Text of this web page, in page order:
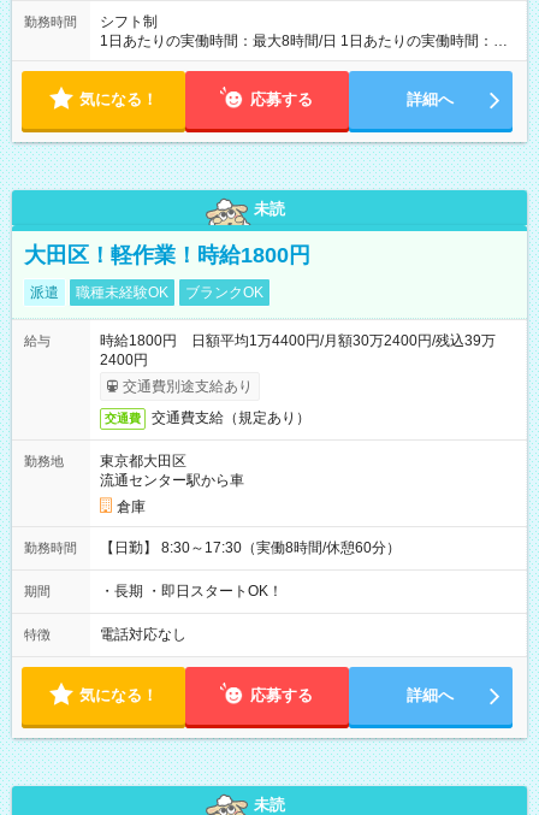
勤務時間
シフト制
1日あたりの実働時間：最大8時間/日 1日あたりの実働時間：
7~8時間 シフト例 ・10時00分～18時00分 ・10時00分～19時00
気になる！ 応募する 詳細へ
未読
大田区！軽作業！時給1800円
派遣 職種未経験OK ブランクOK
給与
時給1800円 日額平均1万4400円/月額30万2400円/残込39万
2400円
交通費別途支給あり
交通費 交通費支給（規定あり）
勤務地
東京都大田区
流通センター駅から車
倉庫
勤務時間 【日勤】 8:30～17:30（実働8時間/休憩60分）
期間 ・長期 ・即日スタートOK！
特徴 電話対応なし
気になる！ 応募する 詳細へ
未読